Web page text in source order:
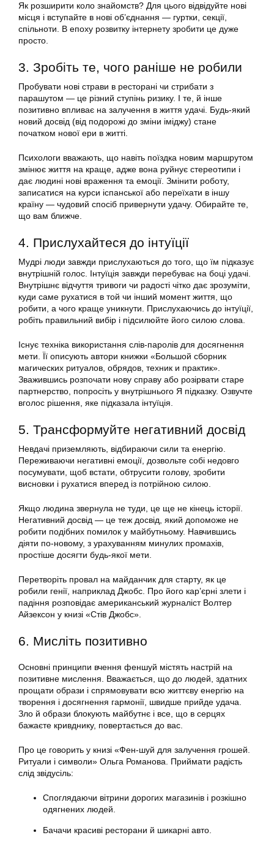
Як розширити коло знайомств? Для цього відвідуйте нові
місця і вступайте в нові об’єднання — гуртки, секції,
спільноти. В епоху розвитку інтернету зробити це дуже
просто.
3. Зробіть те, чого раніше не робили
Пробувати нові страви в ресторані чи стрибати з
парашутом — це різний ступінь ризику. І те, й інше
позитивно впливає на залучення в життя удачі. Будь-який
новий досвід (від подорожі до зміни іміджу) стане
початком нової ери в житті.
Психологи вважають, що навіть поїздка новим маршрутом
змінює життя на краще, адже вона руйнує стереотипи і
дає людині нові враження та емоції. Змінити роботу,
записатися на курси іспанської або переїхати в іншу
країну — чудовий спосіб привернути удачу. Обирайте те,
що вам ближче.
4. Прислухайтеся до інтуїції
Мудрі люди завжди прислухаються до того, що їм підказує
внутрішній голос. Інтуїція завжди перебуває на боці удачі.
Внутрішнє відчуття тривоги чи радості чітко дає зрозуміти,
куди саме рухатися в той чи інший момент життя, що
робити, а чого краще уникнути. Прислухаючись до інтуїції,
робіть правильний вибір і підсилюйте його силою слова.
Існує техніка використання слів-паролів для досягнення
мети. Її описують автори книжки «Большой сборник
магических ритуалов, обрядов, техник и практик».
Зважившись розпочати нову справу або розірвати старе
партнерство, попросіть у внутрішнього Я підказку. Озвучте
вголос рішення, яке підказала інтуїція.
5. Трансформуйте негативний досвід
Невдачі приземляють, відбираючи сили та енергію.
Переживаючи негативні емоції, дозвольте собі недовго
посумувати, щоб встати, обтрусити голову, зробити
висновки і рухатися вперед із потрійною силою.
Якщо людина звернула не туди, це ще не кінець історії.
Негативний досвід — це теж досвід, який допоможе не
робити подібних помилок у майбутньому. Навчившись
діяти по-новому, з урахуванням минулих промахів,
простіше досягти будь-якої мети.
Перетворіть провал на майданчик для старту, як це
робили генії, наприклад Джобс. Про його кар’єрні злети і
падіння розповідає американський журналіст Волтер
Айзексон у книзі «Стів Джобс».
6. Мисліть позитивно
Основні принципи вчення феншуй містять настрій на
позитивне мислення. Вважається, що до людей, здатних
прощати образи і спрямовувати всю життєву енергію на
творення і досягнення гармонії, швидше прийде удача.
Зло й образи блокують майбутнє і все, що в серцях
бажаєте кривднику, повертається до вас.
Про це говорить у книзі «Фен-шуй для залучення грошей.
Ритуали і символи» Ольга Романова. Приймати радість
слід звідусіль:
Споглядаючи вітрини дорогих магазинів і розкішно
одягнених людей.
Бачачи красиві ресторани й шикарні авто.